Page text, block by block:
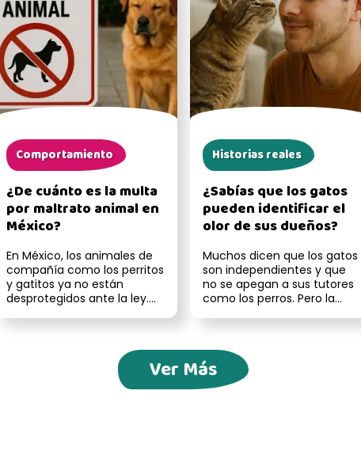
Comportamiento
¿De cuánto es la multa
por maltrato animal en
México?
En México, los animales de
compañía como los perritos
y gatitos ya no están
desprotegidos ante la ley.
Historias reales
¿Sabías que los gatos
pueden identificar el
olor de sus dueños?
Muchos dicen que los gatos
son independientes y que
no se apegan a sus tutores
como los perros. Pero la
Ver Más